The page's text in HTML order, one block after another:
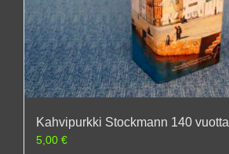
Kahvipurkki Stockmann 140 vuotta
5,00 €